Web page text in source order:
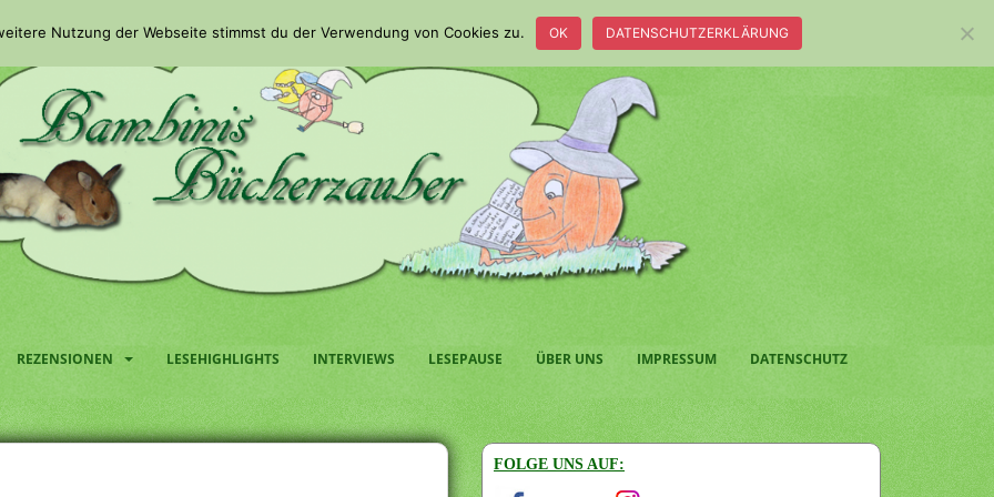
REZENSIONEN LESEHIGHLIGHTS INTERVIEWS LESEPAUSE ÜBER UNS IMPRESSUM DATENSCHUTZ
FOLGE UNS AUF:
Nutzung der Webseite stimmst du der Verwendung von Cookies zu. OK DATENSCHUTZERKLÄRUNG